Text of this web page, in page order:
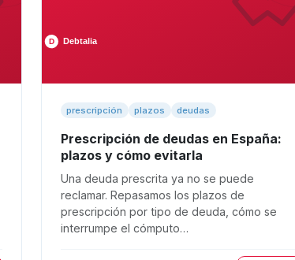
prescripción plazos deudas
Prescripción de deudas en España:
plazos y cómo evitarla
Una deuda prescrita ya no se puede
reclamar. Repasamos los plazos de
prescripción por tipo de deuda, cómo se
interrumpe el cómputo…